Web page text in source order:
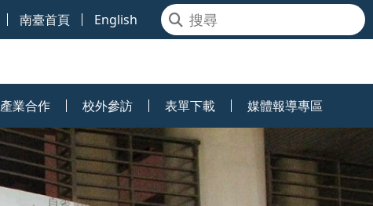
南臺首頁 English
產業合作 校外參訪 表單下載 媒體報導專區